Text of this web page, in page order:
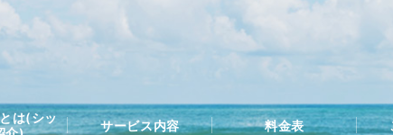
は(シッ
サービス内容 料金表